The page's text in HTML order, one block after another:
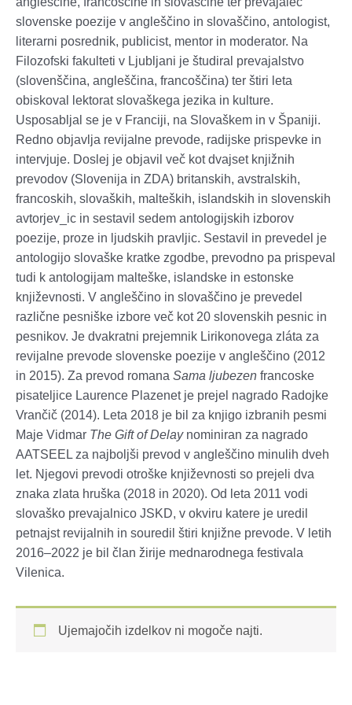
slovenske poezije v angleščino in slovaščino, antologist,
literarni posrednik, publicist, mentor in moderator. Na
Filozofski fakulteti v Ljubljani je študiral prevajalstvo
(slovenščina, angleščina, francoščina) ter štiri leta
obiskoval lektorat slovaškega jezika in kulture.
Usposabljal se je v Franciji, na Slovaškem in v Španiji.
Redno objavlja revijalne prevode, radijske prispevke in
intervjuje. Doslej je objavil več kot dvajset knjižnih
prevodov (Slovenija in ZDA) britanskih, avstralskih,
francoskih, slovaških, malteških, islandskih in slovenskih
avtorjev_ic in sestavil sedem antologijskih izborov
poezije, proze in ljudskih pravljic. Sestavil in prevedel je
antologijo slovaške kratke zgodbe, prevodno pa prispeval
tudi k antologijam malteške, islandske in estonske
književnosti. V angleščino in slovaščino je prevedel
različne pesniške izbore več kot 20 slovenskih pesnic in
pesnikov. Je dvakratni prejemnik Lirikonovega zláta za
revijalne prevode slovenske poezije v angleščino (2012
in 2015). Za prevod romana Sama ljubezen francoske
pisateljice Laurence Plazenet je prejel nagrado Radojke
Vrančič (2014). Leta 2018 je bil za knjigo izbranih pesmi
Maje Vidmar The Gift of Delaynominiran za nagrado
AATSEEL za najboljši prevod v angleščino minulih dveh
let. Njegovi prevodi otroške književnosti so prejeli dva
znaka zlata hruška (2018 in 2020). Od leta 2011 vodi
slovaško prevajalnico JSKD, v okviru katere je uredil
petnajst revijalnih in souredil štiri knjižne prevode. V letih
2016–2022 je bil član žirije mednarodnega festivala
Vilenica.
Ujemajočih izdelkov ni mogoče najti.